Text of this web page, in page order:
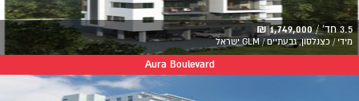
3.5 חד' / 1,749,000 ₪
מידי / כצנלסון, גבעתיים / GLM ישראל
Aura Boulevard